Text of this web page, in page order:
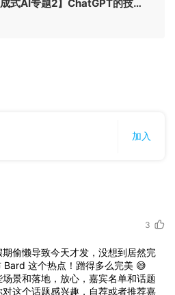
EP 26. 【生成式AI专题2】ChatGPT的技术与商业演进：对话Google Brain&Stability AI
加入
3
偷懒导致今天才发，没想到居然完
Bard 这个热点！蹭得多么完美 😅
景和落地，放心，嘉宾名单和话题
这个话题感兴趣，自荐或者推荐嘉